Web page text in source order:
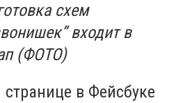
схем
входит в
(ФОТО)
в Фейсбуке